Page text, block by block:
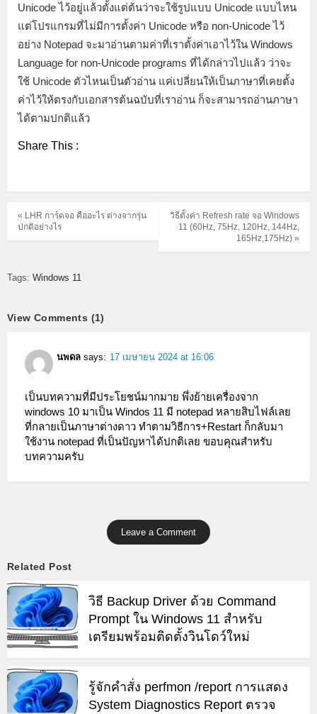
Unicode ไว้อยู่แล้วตั้งแต่ต้นว่าจะใช้รูปแบบ Unicode แบบไหน
แต่โปรแกรมที่ไม่มีการตั้งค่า Unicode หรือ non-Unicode ไว้
อย่าง Notepad จะมาอ่านตามค่าที่เราตั้งค่าเอาไว้ใน Windows
Language for non-Unicode programs ที่ได้กล่าวไปแล้ว ว่าจะ
ใช้ Unicode ตัวไหนเป็นตัวอ่าน แค่เปลี่ยนให้เป็นภาษาที่เคยตั้ง
ค่าไว้ให้ตรงกับเอกสารต้นฉบับที่เราอ่าน ก็จะสามารถอ่านภาษา
ได้ตามปกติแล้ว
Share This :
วิธีตั้งค่า Refresh rate จอ Windows
11 (60Hz, 75Hz, 120Hz, 144Hz,
165Hz,175Hz) »
« LHR การ์ดจอ คืออะไร ต่างจากรุ่น
ปกติอย่างไร
Tags: Windows 11
View Comments (1)
นพดล says: 17 เมษายน 2024 at 16:06
เป็นบทความที่มีประโยชน์มากมาย พึ่งย้ายเครื่องจาก
windows 10 มาเป็น Windos 11 มี notepad หลายสิบไฟล์เลย
ที่กลายเป็นภาษาต่างดาว ทำตามวิธีการ+Restart ก็กลับมา
ใช้งาน notepad ที่เป็นปัญหาได้ปกติเลย ขอบคุณสำหรับ
บทความครับ
Leave a Comment
Related Post
วิธี Backup Driver ด้วย Command
Prompt ใน Windows 11 สำหรับ
เตรียมพร้อมติดตั้งวินโดว์ใหม่
รู้จักคำสั่ง perfmon /report การแสดง
System Diagnostics Report ตรวจ